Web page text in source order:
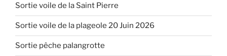
Sortie voile de la Saint Pierre
Sortie voile de la plageole 20 Juin 2026
Sortie pêche palangrotte